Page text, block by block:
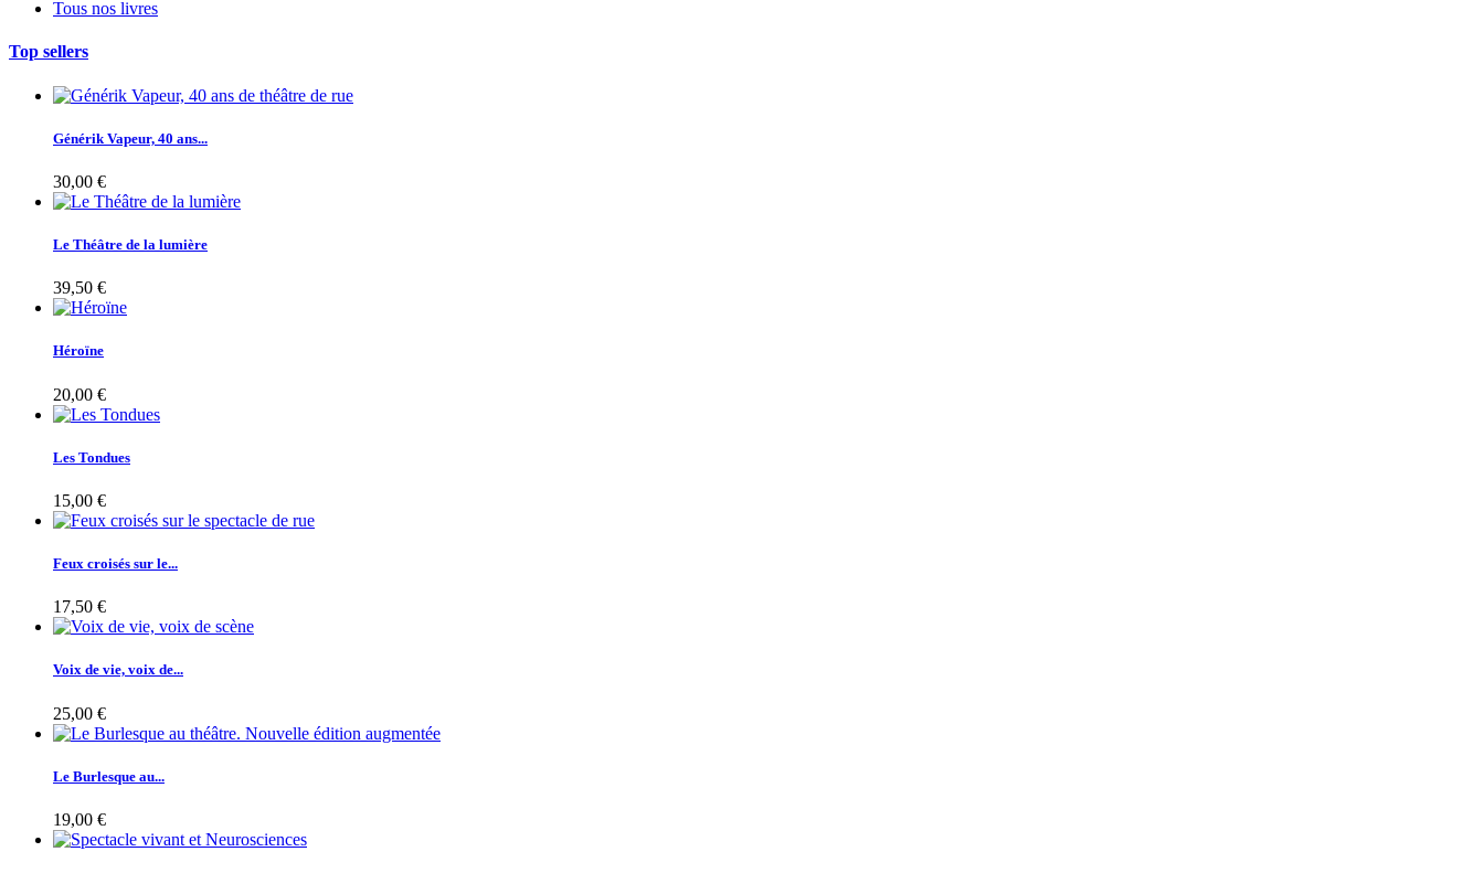
Tous nos livres
Top sellers
Générik Vapeur, 40 ans...
30,00 €
Le Théâtre de la lumière
39,50 €
Héroïne
20,00 €
Les Tondues
15,00 €
Feux croisés sur le...
17,50 €
Voix de vie, voix de...
25,00 €
Le Burlesque au...
19,00 €